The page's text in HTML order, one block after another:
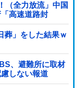
（全力放流」中国
高速道路封
門（土砂崩れ発
葬」をした結果ｗ
、避難所に取材
しない報道